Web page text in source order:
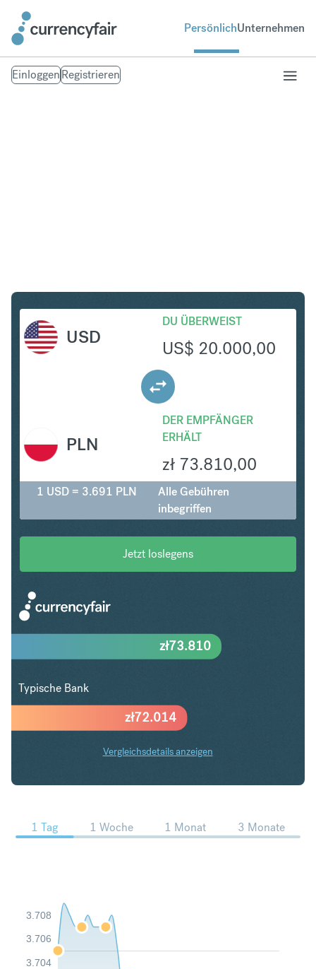
PersönlichUnternehmen
EinloggenRegistrieren
USD
DU ÜBERWEIST
US$ 20.000,00
DER EMPFÄNGER
ERHÄLT
zł 73.810,00
PLN
1 USD = 3.691 PLN
Alle Gebühren
inbegriffen
Jetzt loslegens
zł72.014
zł73.810
Typische Bank
Vergleichsdetails anzeigen
USD in PLN Trends
1 Tag 1 Woche 1 Monat 3 Monate
3.704
3.706
3.708